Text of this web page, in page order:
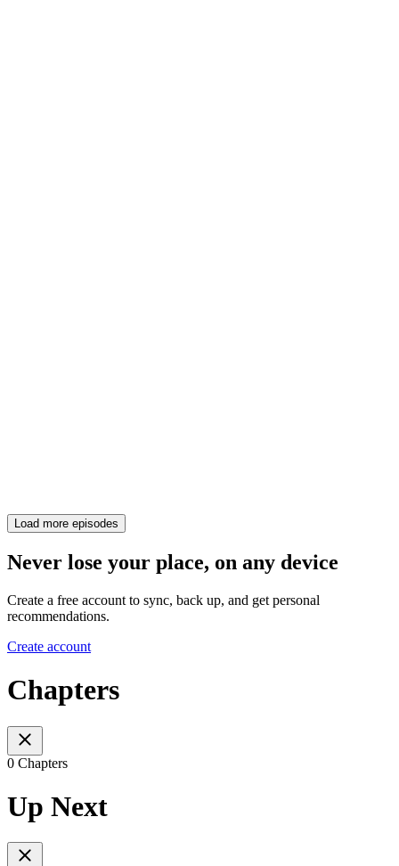
Load more episodes
Never lose your place, on any device
Create a free account to sync, back up, and get personal
recommendations.
Create account
Chapters
0 Chapters
Up Next